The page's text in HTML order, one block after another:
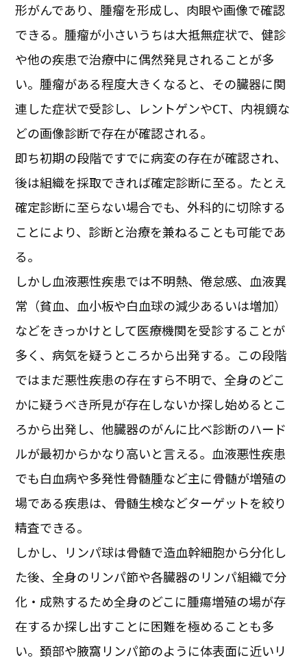
形がんであり、腫瘤を形成し、肉眼や画像で確認
できる。腫瘤が小さいうちは大抵無症状で、健診
や他の疾患で治療中に偶然発見されることが多
い。腫瘤がある程度大きくなると、その臓器に関
連した症状で受診し、レントゲンやCT、内視鏡な
どの画像診断で存在が確認される。
即ち初期の段階ですでに病変の存在が確認され、
後は組織を採取できれば確定診断に至る。たとえ
確定診断に至らない場合でも、外科的に切除する
ことにより、診断と治療を兼ねることも可能であ
る。
しかし血液悪性疾患では不明熱、倦怠感、血液異
常（貧血、血小板や白血球の減少あるいは増加）
などをきっかけとして医療機関を受診することが
多く、病気を疑うところから出発する。この段階
ではまだ悪性疾患の存在すら不明で、全身のどこ
かに疑うべき所見が存在しないか探し始めるとこ
ろから出発し、他臓器のがんに比べ診断のハード
ルが最初からかなり高いと言える。血液悪性疾患
でも白血病や多発性骨髄腫など主に骨髄が増殖の
場である疾患は、骨髄生検などターゲットを絞り
精査できる。
しかし、リンパ球は骨髄で造血幹細胞から分化し
た後、全身のリンパ節や各臓器のリンパ組織で分
化・成熟するため全身のどこに腫瘍増殖の場が存
在するか探し出すことに困難を極めることも多
い。頚部や腋窩リンパ節のように体表面に近いリ